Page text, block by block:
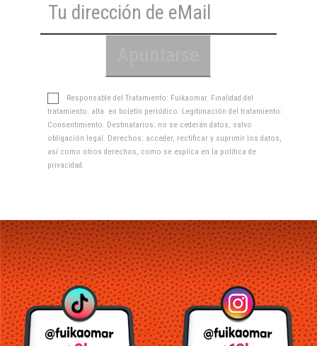
Responsable del Tratamiento: Fuikaomar. Finalidad del
tratamiento: alta en boletín periódico. Legitimación del tratamiento:
Consentimiento. Destinatarios: no se cederán datos, salvo
obligación legal. Derechos: acceder, rectificar y suprimir los datos,
así como otros derechos, como se explica en la política de
privacidad.